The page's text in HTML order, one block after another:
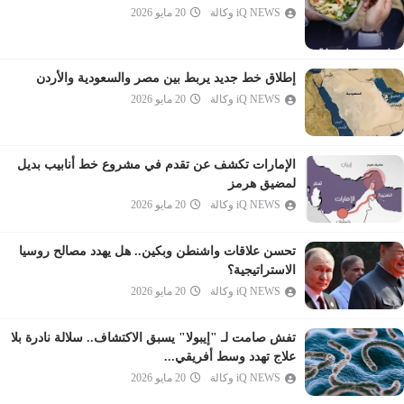
المؤمنون
النور
الفرقان
الشعراء
النمل
القصص
العنكبوت
الروم
السجدة
الأحزاب
فاطر
يس
الصافات
iQ NEWS وكالة 20 مايو 2026
إطلاق خط جديد يربط بين مصر والسعودية والأردن
iQ NEWS وكالة 20 مايو 2026
الإمارات تكشف عن تقدم في مشروع خط أنابيب بديل
لمضيق هرمز
iQ NEWS وكالة 20 مايو 2026
تحسن علاقات واشنطن وبكين.. هل يهدد مصالح روسيا
الاستراتيجية؟
iQ NEWS وكالة 20 مايو 2026
تفش صامت لـ "إيبولا" يسبق الاكتشاف.. سلالة نادرة بلا
علاج تهدد وسط أفريقي...
iQ NEWS وكالة 20 مايو 2026